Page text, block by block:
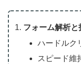
フォーム解析と
ハードルク
スピード維